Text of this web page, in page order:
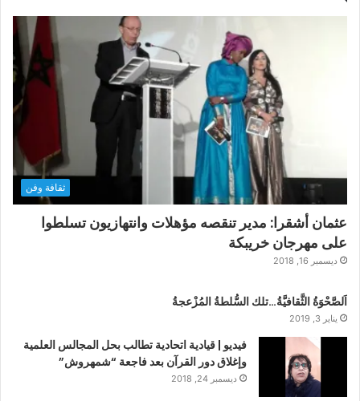
ثقافة وفن
عثمان أشقرا: مدير تنقصه مؤهلات وانتهازيون تسلطوا
على مهرجان خريبكة
ديسمبر 16, 2018
اَلصَّحْوَةُ الثَّقافيَّةُ…تلك السُّلطةُ المُزْعجةُ
يناير 3, 2019
فيديو | قيادية اتحادية تطالب بحل المجالس العلمية
وإغلاق دور القرآن بعد فاجعة “شمهروش”
ديسمبر 24, 2018